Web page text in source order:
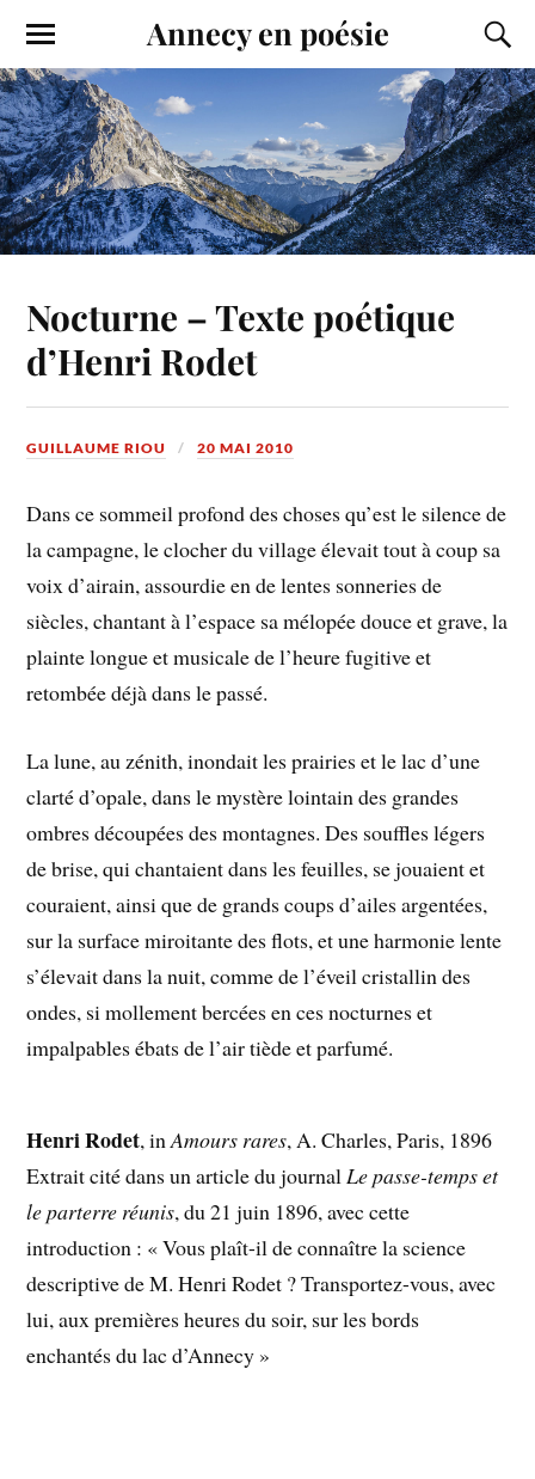
Annecy en poésie
Nocturne – Texte poétique
d’Henri Rodet
GUILLAUME RIOU 20 MAI 2010
Dans ce sommeil profond des choses qu’est le silence de
la campagne, le clocher du village élevait tout à coup sa
voix d’airain, assourdie en de lentes sonneries de
siècles, chantant à l’espace sa mélopée douce et grave, la
plainte longue et musicale de l’heure fugitive et
retombée déjà dans le passé.
La lune, au zénith, inondait les prairies et le lac d’une
clarté d’opale, dans le mystère lointain des grandes
ombres découpées des montagnes. Des souffles légers
de brise, qui chantaient dans les feuilles, se jouaient et
couraient, ainsi que de grands coups d’ailes argentées,
sur la surface miroitante des flots, et une harmonie lente
s’élevait dans la nuit, comme de l’éveil cristallin des
ondes, si mollement bercées en ces nocturnes et
impalpables ébats de l’air tiède et parfumé.
Henri Rodet, inAmours rares, A. Charles, Paris, 1896
Extrait cité dans un article du journalLe passe-temps et
le parterre réunis, du 21 juin 1896, avec cette
introduction : « Vous plaît-il de connaître la science
descriptive de M. Henri Rodet ? Transportez-vous, avec
lui, aux premières heures du soir, sur les bords
enchantés du lac d’Annecy »